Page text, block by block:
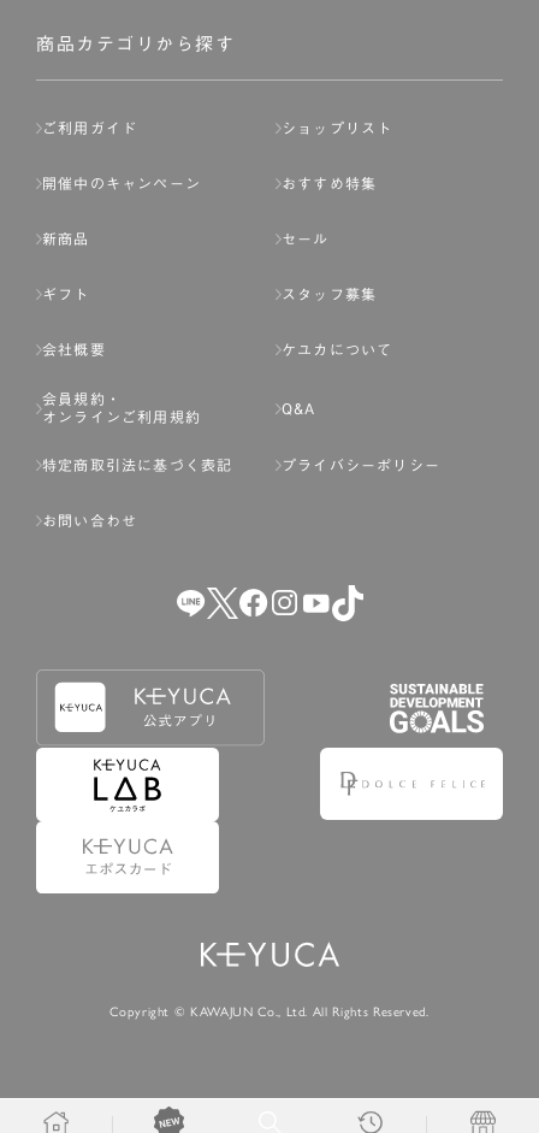
商品カテゴリから探す
ご利用ガイド ショップリスト
開催中のキャンペーン おすすめ特集
新商品 セール
ギフト スタッフ募集
会社概要 ケユカについて
会員規約・
オンラインご利用規約
Q&A
特定商取引法に基づく表記 プライバシーポリシー
お問い合わせ
Copyright © KAWAJUN Co., Ltd. All Rights Reserved.